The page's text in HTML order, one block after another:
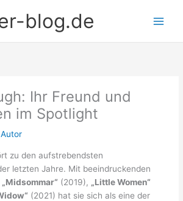
blog.de
Ihr Freund und
im Spotlight
Autor
zu den aufstrebendsten
letzten Jahre. Mit beeindruckenden
„Midsommar“ (2019), „Little Women“
(2021) hat sie sich als eine der